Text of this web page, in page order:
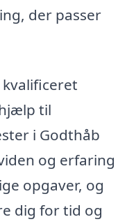
der passer
til
i Godthåb
og erfaring
opgaver, og
dig for tid og